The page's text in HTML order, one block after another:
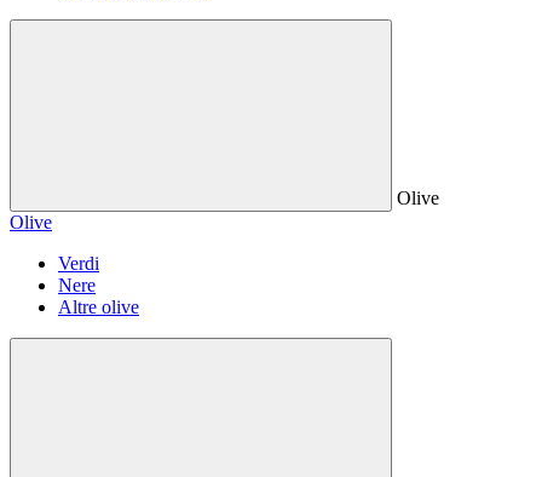
Olive
Olive
Verdi
Nere
Altre olive